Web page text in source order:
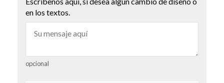
en los textos.
opcional